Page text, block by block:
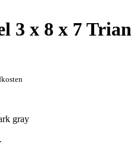
3 x 8 x 7
gray